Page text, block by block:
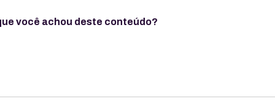
você achou deste conteúdo?